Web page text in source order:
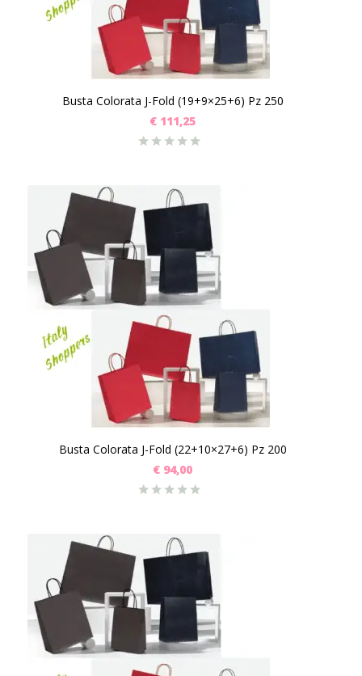
Busta Colorata J-Fold (19+9×25+6) Pz 250
€ 111,25
Busta Colorata J-Fold (22+10×27+6) Pz 200
€ 94,00